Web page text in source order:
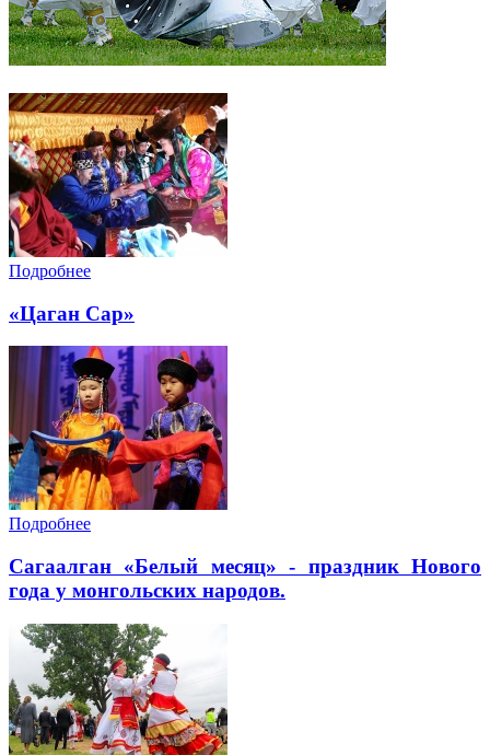
Подробнее
«Цаган Сар»
Подробнее
Cагаалган «Белый месяц» - праздник Нового
года у монгольских народов.